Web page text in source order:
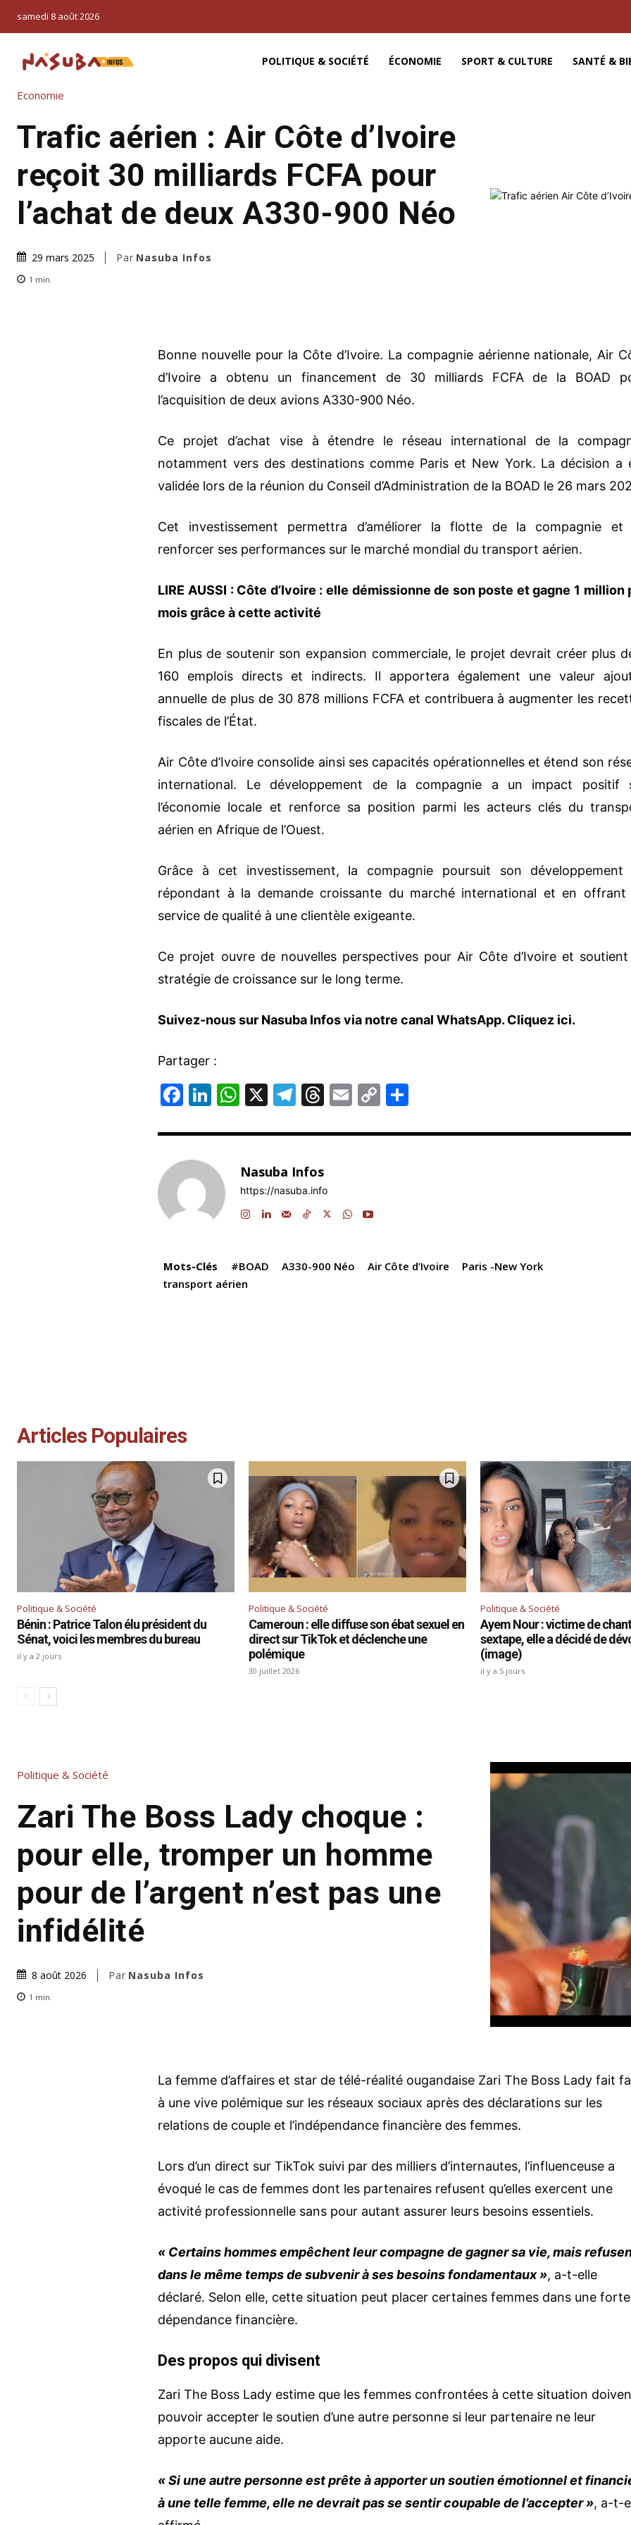
samedi 8 août 2026
POLITIQUE & SOCIÉTÉ ÉCONOMIE SPORT & CULTURE SANTÉ &
Economie
Trafic aérien : Air Côte d’Ivoire
reçoit 30 milliards FCFA pour
l’achat de deux A330-900 Néo
29 mars 2025 Par Nasuba Infos
1 min.
Bonne nouvelle pour la Côte d’Ivoire. La compagnie aérienne nationale, Air
d’Ivoire a obtenu un financement de 30 milliards FCFA de la BOAD
l’acquisition de deux avions A330-900 Néo.
Ce projet d’achat vise à étendre le réseau international de la
notamment vers des destinations comme Paris et New York. La décision a
validée lors de la réunion du Conseil d’Administration de la BOAD le 26 mars
Cet investissement permettra d’améliorer la flotte de la compagnie et
renforcer ses performances sur le marché mondial du transport aérien.
LIRE AUSSI : Côte d’Ivoire : elle démissionne de son poste et gagne 1 million
mois grâce à cette activité
En plus de soutenir son expansion commerciale, le projet devrait créer plus
160 emplois directs et indirects. Il apportera également une valeur
annuelle de plus de 30 878 millions FCFA et contribuera à augmenter les
fiscales de l’État.
Air Côte d’Ivoire consolide ainsi ses capacités opérationnelles et étend son
international. Le développement de la compagnie a un impact positif
l’économie locale et renforce sa position parmi les acteurs clés du
aérien en Afrique de l’Ouest.
Grâce à cet investissement, la compagnie poursuit son développement
répondant à la demande croissante du marché international et en offrant
service de qualité à une clientèle exigeante.
Ce projet ouvre de nouvelles perspectives pour Air Côte d’Ivoire et
stratégie de croissance sur le long terme.
Suivez-nous sur Nasuba Infos via notre canal WhatsApp. Cliquez ici.
Partager :
F
c
e
b
o
Li
k
e
dI
n
W
at
s
A
p
X
T
e
gr
a
m
T
e
d
s
E
ai
C
p ta
Nasuba Infos
https://nasuba.info
Mots-Clés #BOAD A330-900 Néo Air Côte d’Ivoire
Paris -New York
transport aérien
Articles Populaires
Politique & Société
Bénin : Patrice Talon élu président du
Sénat, voici les membres du bureau
il y a 2 jours
Politique & Société
Cameroun : elle diffuse son ébat sexuel en
direct sur TikTok et déclenche une
polémique
30 juillet 2026
Politique & Société
Ayem Nour : victime de
sextape, elle a décidé de
(image)
il y a 5 jours